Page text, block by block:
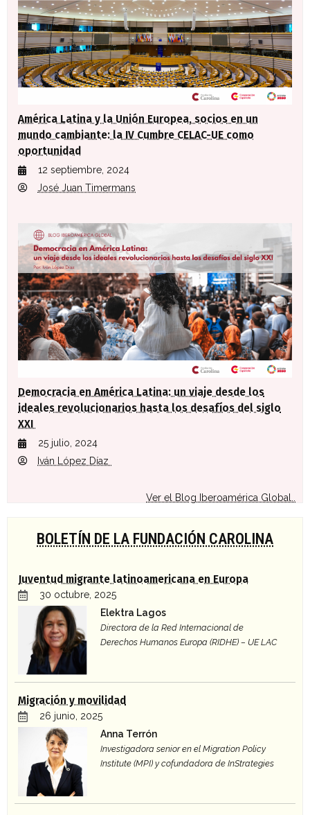
América Latina y la Unión Europea, socios en un
mundo cambiante: la IV Cumbre CELAC-UE como
oportunidad
12 septiembre, 2024
José Juan Timermans
Democracia en América Latina: un viaje desde los
ideales revolucionarios hasta los desafíos del siglo
XXI
25 julio, 2024
Iván López Díaz
Ver el Blog Iberoamérica Global..
BOLETÍN DE LA FUNDACIÓN CAROLINA
Juventud migrante latinoamericana en Europa
30 octubre, 2025
Elektra Lagos
Directora de la Red Internacional de
Derechos Humanos Europa (RIDHE) – UE LAC
Migración y movilidad
26 junio, 2025
Anna Terrón
Investigadora senior en el Migration Policy
Institute (MPI) y cofundadora de InStrategies